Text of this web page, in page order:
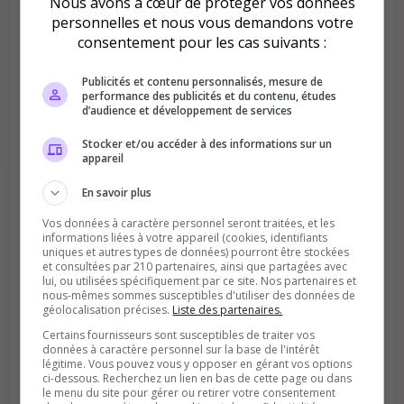
Améliore le classement
Votre vote aide le serveur à monter dans le
Soutient la communauté
Plus de visibilité = plus de joueurs
personnelles et nous vous demandons votre
consentement pour les cas suivants :
Publicités et contenu personnalisés, mesure de
performance des publicités et du contenu, études
d’audience et développement de services
Stocker et/ou accéder à des informations sur un
appareil
En savoir plus
Vos données à caractère personnel seront traitées, et les
informations liées à votre appareil (cookies, identifiants
uniques et autres types de données) pourront être stockées
et consultées par 210 partenaires, ainsi que partagées avec
lui, ou utilisées spécifiquement par ce site. Nos partenaires et
nous-mêmes sommes susceptibles d'utiliser des données de
géolocalisation précises. Liste des partenaires.
Certains fournisseurs sont susceptibles de traiter vos
données à caractère personnel sur la base de l'intérêt
légitime. Vous pouvez vous y opposer en gérant vos options
ci-dessous. Recherchez un lien en bas de cette page ou dans
le menu du site pour gérer ou retirer votre consentement